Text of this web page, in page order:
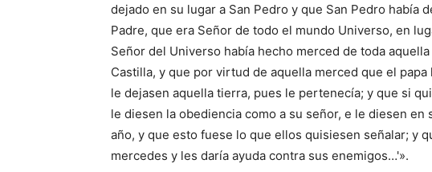
dejado en su lugar a San Pedro y que San Pedro había
Padre, que era Señor de todo el mundo Universo, en
Señor del Universo había hecho merced de toda
Castilla, y que por virtud de aquella merced que el
le dejasen aquella tierra, pues le pertenecía; y que si
le diesen la obediencia como a su señor, e le diesen en
año, y que esto fuese lo que ellos quisiesen señalar; y
mercedes y les daría ayuda contra sus enemigos…'».